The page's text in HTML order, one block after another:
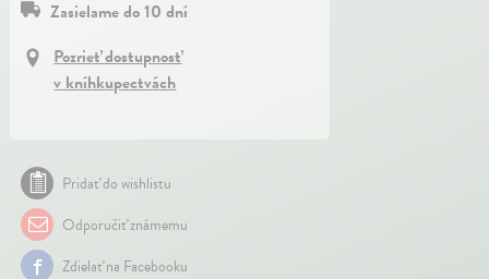
Zasielame do 10 dní
Pozrieť dostupnosť
v kníhkupectvách
Pridať do wishlistu
Odporučiť známemu
Zdielať na Facebooku